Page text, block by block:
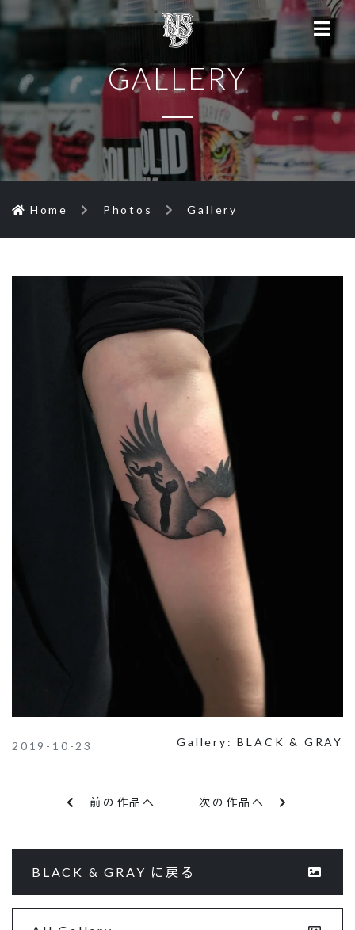
GALLERY
Home Photos Gallery
2019-10-23 Gallery:BLACK & GRAY
前の作品へ 次の作品へ
BLACK & GRAY に戻る